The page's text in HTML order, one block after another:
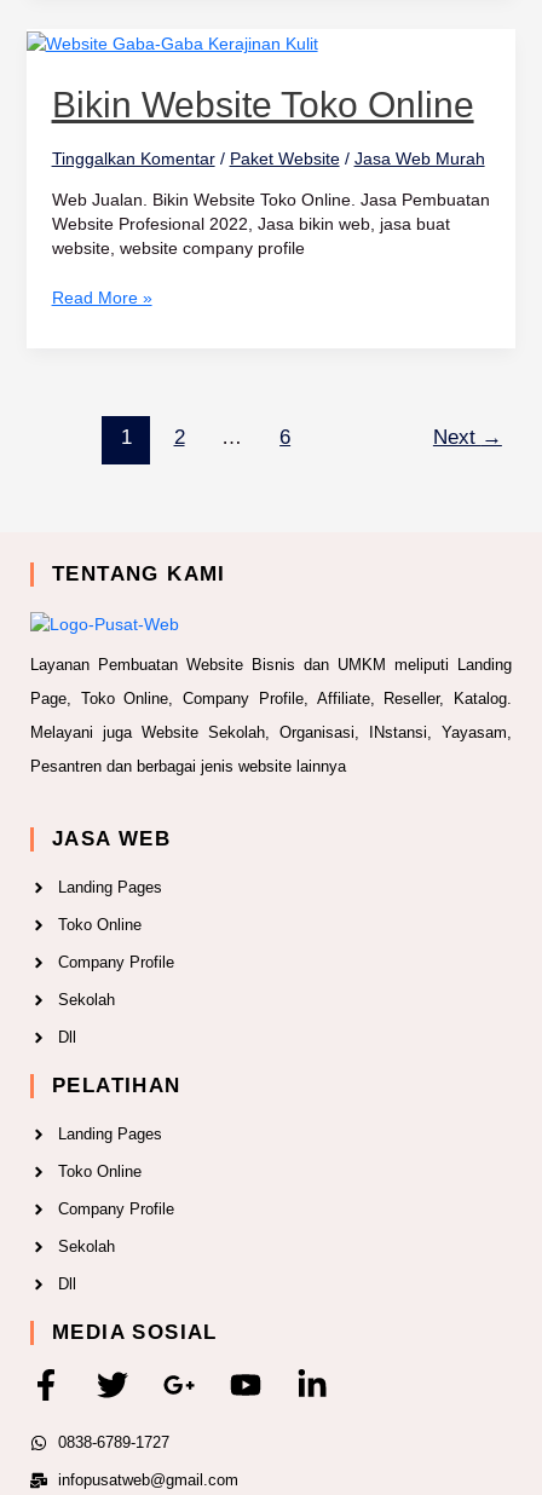
Bikin Website Toko Online
Tinggalkan Komentar / Paket Website/ Jasa Web Murah
Web Jualan. Bikin Website Toko Online. Jasa Pembuatan
Website Profesional 2022, Jasa bikin web, jasa buat
website, website company profile
Bikin
Toko
Online
Read More »
1 2 … 6 Next →
TENTANG KAMI
Layanan Pembuatan Website Bisnis dan UMKM meliputi Landing
Page, Toko Online, Company Profile, Affiliate, Reseller, Katalog.
Melayani juga Website Sekolah, Organisasi, INstansi, Yayasam,
Pesantren dan berbagai jenis website lainnya
JASA WEB
Landing Pages
Toko Online
Company Profile
Sekolah
Dll
PELATIHAN
Landing Pages
Toko Online
Company Profile
Sekolah
Dll
MEDIA SOSIAL
F
c
e
T
i
t
G
g
Y
L
0838-6789-1727
infopusatweb@gmail.com